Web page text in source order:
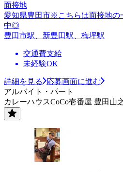
面接地
愛知県豊田市※こちらは面接地の
中◎
豊田市駅、新豊田駅、梅坪駅
交通費支給
未経験OK
詳細を見る
応募画面に進む
アルバイト・パート
カレーハウスCoCo壱番屋 豊田山